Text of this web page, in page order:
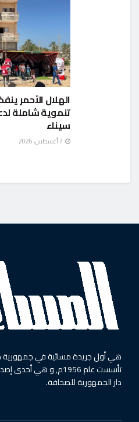
الهلال الأحمر
تنموية شاملة
سيناء
هي أول جريدة مسائية في جمهورية
تأسست عام 1956م, و هي
دار الجمهورية للصحافة.